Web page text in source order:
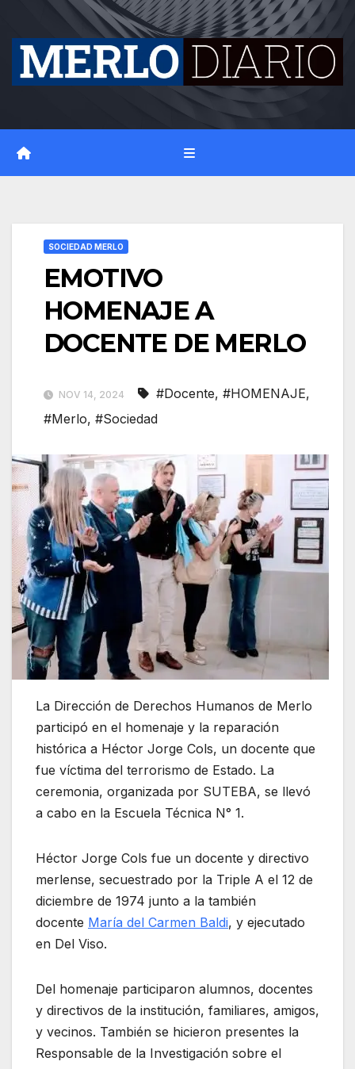
content
SOCIEDAD MERLO
EMOTIVO
HOMENAJE A
DOCENTE DE MERLO
NOV 14, 2024 #Docente, #HOMENAJE,
#Merlo, #Sociedad
La Dirección de Derechos Humanos de Merlo
participó en el homenaje y la reparación
histórica a Héctor Jorge Cols, un docente que
fue víctima del terrorismo de Estado. La
ceremonia, organizada por SUTEBA, se llevó
a cabo en la Escuela Técnica N° 1.
Héctor Jorge Cols fue un docente y directivo
merlense, secuestrado por la Triple A el 12 de
diciembre de 1974 junto a la también
docente María del Carmen Baldi, y ejecutado
en Del Viso.
Del homenaje participaron alumnos, docentes
y directivos de la institución, familiares, amigos,
y vecinos. También se hicieron presentes la
Responsable de la Investigación sobre el